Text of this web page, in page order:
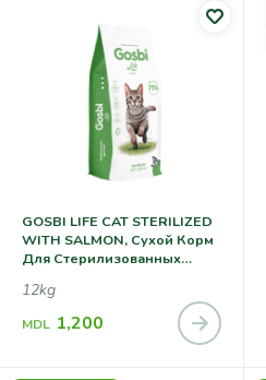
GOSBI LIFE CAT STERILIZED
WITH SALMON, Сухой Корм
Для Стерилизованных
12kg
MDL 1,200